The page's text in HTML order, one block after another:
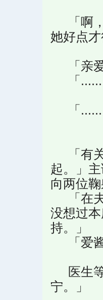
「啊，
她好点
「亲爱
「......
「......
「有关
起。」
向两位鞠
「在夫
没想过
持。」
「爱酱
医生等
宁。」